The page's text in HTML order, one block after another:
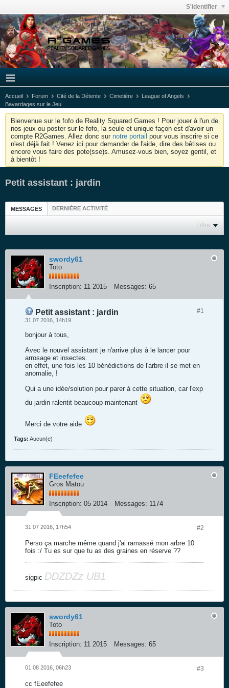
S'identifier
Accueil Forum Cité de la Détente Cimetière
League of Angels
Bavardages sur le Jeu
Bienvenue sur le fofo de Reality Squared Games ! Pour jouer à l'un de
nos jeux ou poster sur le fofo, la seule et unique façon est d'avoir un
compte R2Games. Allez donc sur notre portail pour vous inscrire si ce
n'est déjà fait ! Venez ici pour demander de l'aide, dire des bêtises ou
encore vous faire des pote(sse)s. Amusez-vous bien, soyez gentil, et
à bientôt !
Petit assistant : jardin
MESSAGES DERNIÈRE ACTIVITÉ
Filtre
swordy61
Toto
Inscription: 11 2015 Messages: 65
#1
Petit assistant : jardin
31 07 2016, 14h19
bonjour à tous,
Avec le nouvel assistant je n'arrive plus à le lancer pour
arrosage et insectes.
en effet, une fois les 10 bénédictions de l'arbre il se met en
anomalie, !
Qui a une idée/solution pour parer à cette situation, car l'exp
du jardin ralentit beaucoup maintenant
Merci de votre aide
Tags: Aucun(e)
FEeefefee
Gros Matou
Inscription: 05 2014 Messages: 1174
#2
31 07 2016, 17h54
Perso ça marche même quand j'ai ramassé mon arbre 10
fois :/ Tu es sur que tu as des graines en réserve ??
sigpic DDZDZz UB1
swordy61
Toto
Inscription: 11 2015 Messages: 65
#3
01 08 2016, 06h23
cc fEeefefee